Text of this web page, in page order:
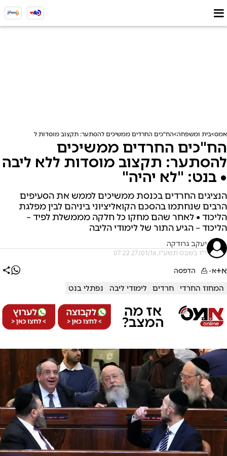
אמס בית ומשפחה הח"כים החרדים ממשיכים להסתער: תקצוב מוסדות ללא ליבה •
הח"כים החרדים ממשיכים
להסתער: תקצוב מוסדות ללא ליבה
• בנט: "לא יהיה"
הנציגים החרדים בכנסת ממשיכים לממש את הסעיפים
הרבים שנחתמו בהסכם הקואליציוני ביניהם לבין מפלגת
הליכוד • לאחר שהם מחקו כל חלקה מממשלת לפיד –
הליכוד – הגיע התור של לימודי הליבה
יעקב גרודקה
י"ז בשבט תשע"ו, 27/01/16 07:22
א+א- הדפסה
המחוז החרדי חרדים לימודי ליבה נפתלי בנט